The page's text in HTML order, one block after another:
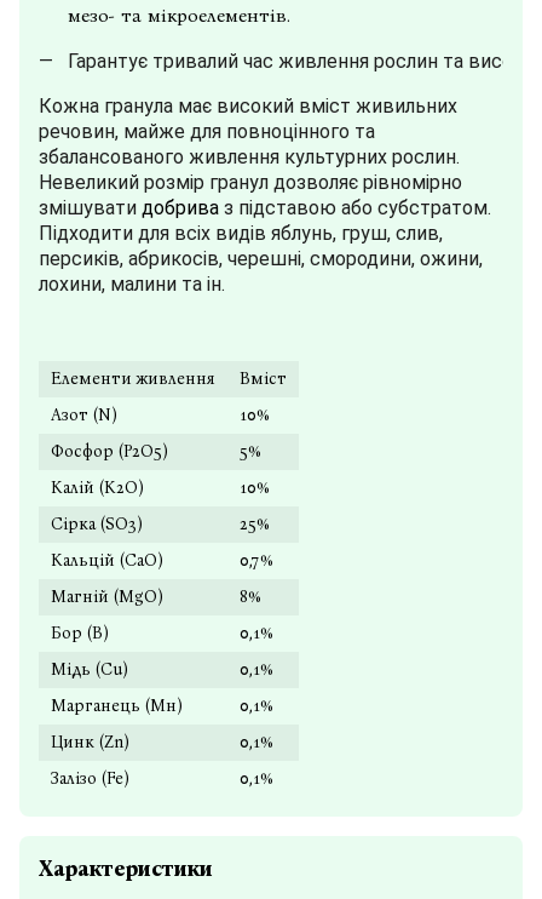
мезо- та мікроелементів.
Гарантує тривалий час живлення рослин та
Кожна гранула має високий вміст живильних
речовин, майже для повноцінного та
збалансованого живлення культурних рослин.
Невеликий розмір гранул дозволяє рівномірно
змішувати добрива з підставою або субстратом.
Підходити для всіх видів яблунь, груш, слив,
персиків, абрикосів, черешні, смородини, ожини,
лохини, малини та ін.
Елементи живлення
Вміст
Азот (N)
10%
Фосфор (P2O5)
5%
Калій (К2О)
10%
Сірка (SO3)
25%
Кальцій (СаО)
0,7%
Магній (MgO)
8%
Бор (В)
0,1%
Мідь (Cu)
0,1%
Марганець (Мн)
0,1%
Цинк (Zn)
0,1%
Залізо (Fe)
0,1%
Характеристики